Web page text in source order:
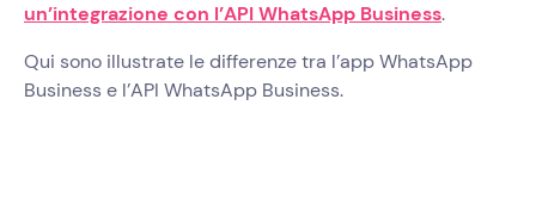
un’integrazione con l’API WhatsApp Business.
Qui sono illustrate le differenze tra l’app WhatsApp
Business e l’API WhatsApp Business.